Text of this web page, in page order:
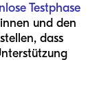
Testphase
und den
dass